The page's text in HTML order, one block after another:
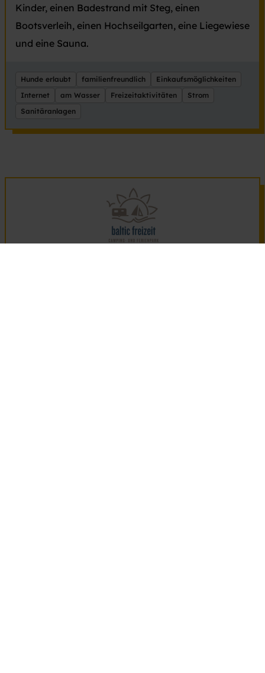
Kinder, einen Badestrand mit Steg, einen
Bootsverleih, einen Hochseilgarten, eine Liegewiese
und eine Sauna.
Hunde erlaubt familienfreundlich
Einkaufsmöglichkeiten
Internet
am Wasser Freizeitaktivitäten
Strom
Sanitäranlagen